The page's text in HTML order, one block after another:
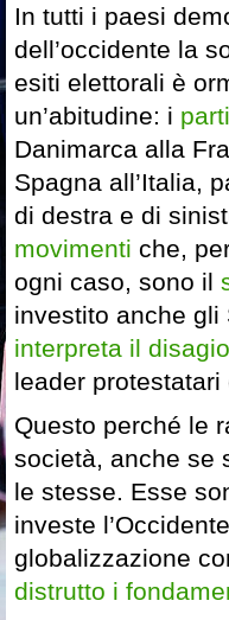
In tutti i paesi
dell’occidente la
esiti elettorali è
un’abitudine: i
Danimarca alla
Spagna all’Italia,
di destra e di
movimenti che,
ogni caso, sono il
investito anche gli
interpreta il
leader protestatari
Questo perché le
società, anche se
le stesse. Esse
investe
globalizzazione
distrutto i